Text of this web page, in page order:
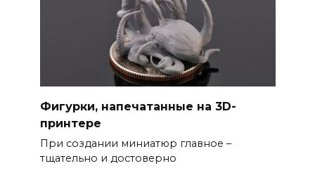
Фигурки, напечатанные на 3D-
принтере
При создании миниатюр главное –
тщательно и достоверно